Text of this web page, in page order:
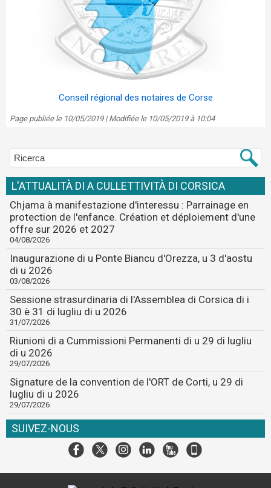
Conseil régional des notaires de Corse
Page publiée le 10/05/2019 | Modifiée le 10/05/2019 à 10:04
L'ATTUALITÀ DI A CULLETTIVITÀ DI CORSICA
Chjama à manifestazione d'interessu : Parrainage en
protection de l'enfance. Création et déploiement d'une
offre sur 2026 et 2027
04/08/2026
Inaugurazione di u Ponte Biancu d'Orezza, u 3 d'aostu
di u 2026
03/08/2026
Sessione strasurdinaria di l'Assemblea di Corsica di i
30 è 31 di lugliu di u 2026
31/07/2026
Riunioni di a Cummissioni Permanenti di u 29 di lugliu
di u 2026
29/07/2026
Signature de la convention de l'ORT de Corti, u 29 di
lugliu di u 2026
29/07/2026
SUIVEZ-NOUS